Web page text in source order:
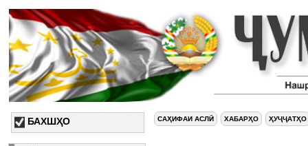
БАХШҲО САҲИФАИ АСЛӢ ХАБАРҲО ҲУҶҶАТҲО